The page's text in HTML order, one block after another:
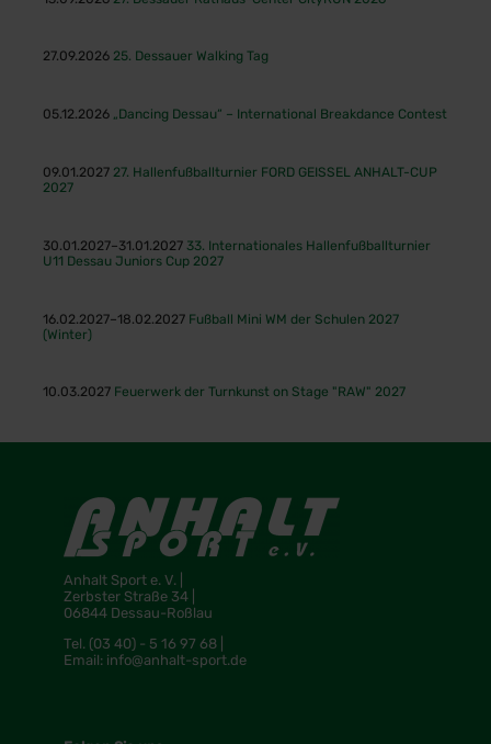
27.09.2026 25. Dessauer Walking Tag
05.12.2026 „Dancing Dessau“ – International Breakdance Contest
09.01.2027 27. Hallenfußballturnier FORD GEISSEL ANHALT-CUP
2027
30.01.2027–31.01.2027 33. Internationales Hallenfußballturnier
U11 Dessau Juniors Cup 2027
16.02.2027–18.02.2027 Fußball Mini WM der Schulen 2027
(Winter)
10.03.2027 Feuerwerk der Turnkunst on Stage "RAW" 2027
Anhalt Sport e. V. |
Zerbster Straße 34 |
06844 Dessau-Roßlau
Tel. (03 40) - 5 16 97 68 |
Email: info@anhalt-sport.de